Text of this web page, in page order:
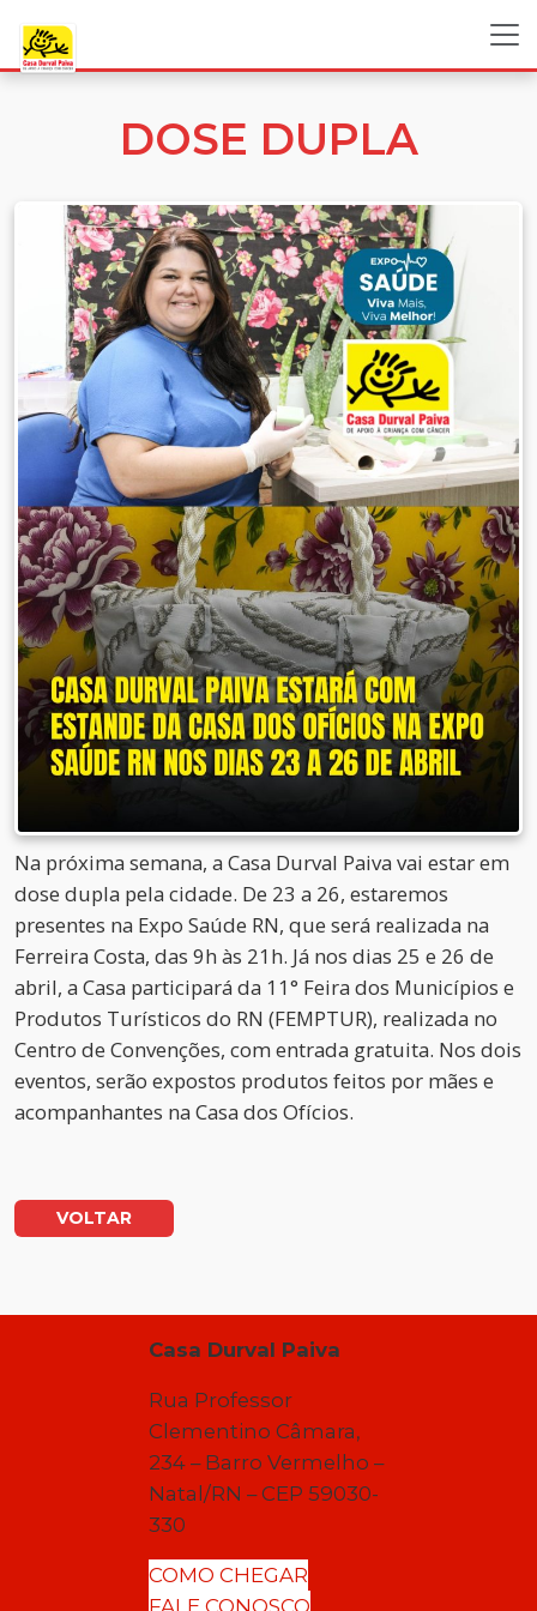
DOSE DUPLA
Na próxima semana, a Casa Durval Paiva vai estar em
dose dupla pela cidade. De 23 a 26, estaremos
presentes na Expo Saúde RN, que será realizada na
Ferreira Costa, das 9h às 21h. Já nos dias 25 e 26 de
abril, a Casa participará da 11° Feira dos Municípios e
Produtos Turísticos do RN (FEMPTUR), realizada no
Centro de Convenções, com entrada gratuita. Nos dois
eventos, serão expostos produtos feitos por mães e
acompanhantes na Casa dos Ofícios.
VOLTAR
Casa Durval Paiva
Rua Professor
Clementino Câmara,
234 – Barro Vermelho –
Natal/RN – CEP 59030-
330
COMO CHEGAR